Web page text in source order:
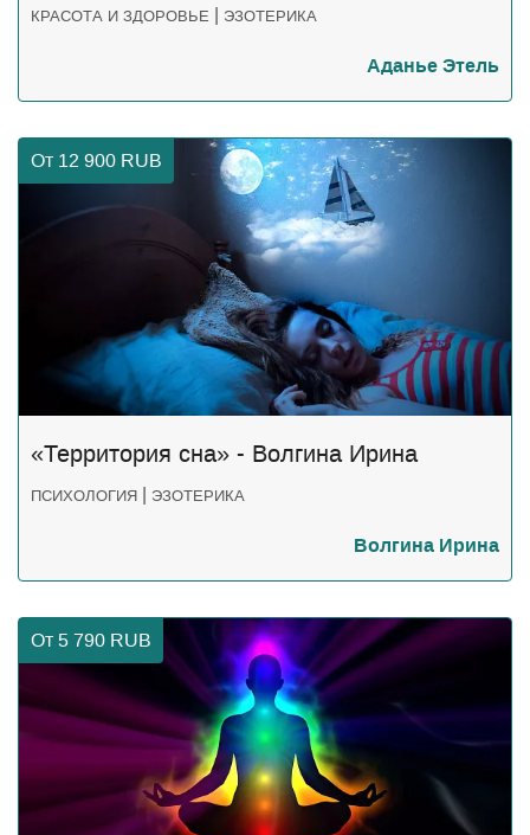
КРАСОТА И ЗДОРОВЬЕ | ЭЗОТЕРИКА
Аданье Этель
От 12 900 RUB
«Территория сна» - Волгина Ирина
ПСИХОЛОГИЯ | ЭЗОТЕРИКА
Волгина Ирина
От 5 790 RUB